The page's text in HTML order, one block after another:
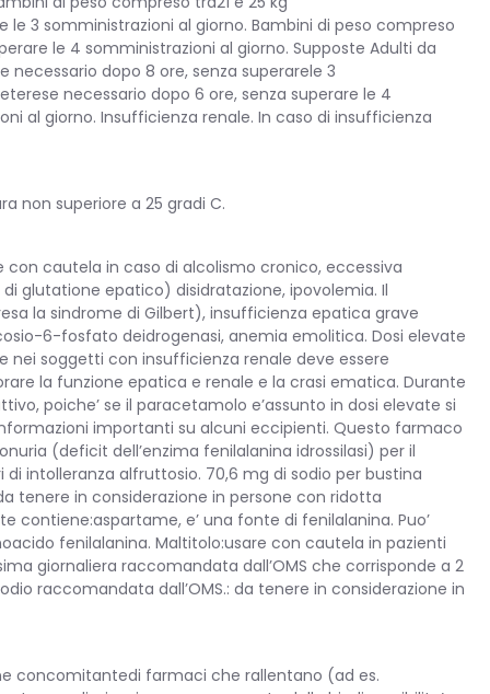
3 somministrazioni al giorno. Bambini di peso compreso
le 4 somministrazioni al giorno. Supposte Adulti da
necessario dopo 8 ore, senza superarele 3
necessario dopo 6 ore, senza superare le 4
al giorno. Insufficienza renale. In caso di insufficienza
non superiore a 25 gradi C.
con cautela in caso di alcolismo cronico, eccessiva
glutatione epatico) disidratazione, ipovolemia. Il
la sindrome di Gilbert), insufficienza epatica grave
6-fosfato deidrogenasi, anemia emolitica. Dosi elevate
nei soggetti con insufficienza renale deve essere
la funzione epatica e renale e la crasi ematica. Durante
poiche’ se il paracetamolo e’assunto in dosi elevate si
importanti su alcuni eccipienti. Questo farmaco
(deficit dell’enzima fenilalanina idrossilasi) per il
intolleranza alfruttosio. 70,6 mg di sodio per bustina
tenere in considerazione in persone con ridotta
e’ una fonte di fenilalanina. Puo’
fenilalanina. Maltitolo:usare con cautela in pazienti
giornaliera raccomandata dall’OMS che corrisponde a 2
raccomandata dall’OMS.: da tenere in considerazione in
concomitantedi farmaci che rallentano (ad es.